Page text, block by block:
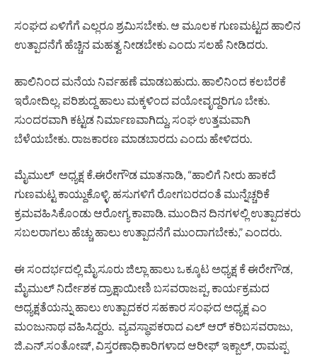
ಸಂಘದ ಏಳಿಗೆಗೆ ಎಲ್ಲರೂ ಶ್ರಮಿಸಬೇಕು. ಆ ಮೂಲಕ ಗುಣಮಟ್ಟದ ಹಾಲಿನ
ಉತ್ಪಾದನೆಗೆ ಹೆಚ್ಚಿನ ಮಹತ್ವ ನೀಡಬೇಕು ಎಂದು ಸಲಹೆ ನೀಡಿದರು.
ಹಾಲಿನಿಂದ ಮನೆಯ ನಿರ್ವಹಣೆ ಮಾಡಬಹುದು. ಹಾಲಿನಿಂದ ಕಲಬೆರಕೆ
ಇರೋದಿಲ್ಲ. ಪರಿಶುದ್ದ ಹಾಲು ಮಕ್ಕಳಿಂದ ವಯೋವೃದ್ದರಿಗೂ ಬೇಕು.
ಸುಂದರವಾಗಿ ಕಟ್ಟಡ ನಿರ್ಮಾಣವಾಗಿದ್ದು, ಸಂಘ‌ ಉತ್ತಮವಾಗಿ
ಬೆಳೆಯಬೇಕು. ರಾಜಕಾರಣ ಮಾಡಬಾರದು ಎಂದು ಹೇಳಿದರು.
ಮೈಮುಲ್ ಅಧ್ಯಕ್ಷ ಕೆ.ಈರೇಗೌಡ ಮಾತನಾಡಿ, “ಹಾಲಿಗೆ ನೀರು ಹಾಕದೆ
ಗುಣಮಟ್ಟ ಕಾಯ್ದುಕೊಳ್ಳಿ. ಹಸುಗಳಿಗೆ ರೋಗಬರದಂತೆ ಮುನ್ನೆಚ್ಚರಿಕೆ
ಕ್ರಮವಹಿಸಿಕೊಂಡು ಆರೋಗ್ಯ ಕಾಪಾಡಿ. ಮುಂದಿನ ದಿನಗಳಲ್ಲಿ ಉತ್ಪಾದಕರು
ಸಬಲರಾಗಲು ಹೆಚ್ಚು ಹಾಲು ಉತ್ಪಾದನೆಗೆ ಮುಂದಾಗಬೇಕು,” ಎಂದರು.
ಈ ಸಂದರ್ಭದಲ್ಲಿ ಮೈಸೂರು ಜಿಲ್ಲಾ ಹಾಲು ಒಕ್ಕೂಟ ಅಧ್ಯಕ್ಷ ಕೆ ಈರೇಗೌಡ,
ಮೈಮುಲ್ ನಿರ್ದೇಶಕ ದ್ರಾಕ್ಷಾಯೀಣಿ ಬಸವರಾಜಪ್ಪ, ಕಾರ್ಯಕ್ರಮದ
ಅಧ್ಯಕ್ಷತೆಯನ್ನು ಹಾಲು ಉತ್ಪಾದಕರ ಸಹಕಾರ ಸಂಘದ ಅಧ್ಯಕ್ಷ ಎಂ
ಮಂಜುನಾಥ ವಹಿಸಿದ್ದರು. ವ್ಯವಸ್ಥಾಪಕರಾದ ಎಲ್ ಆರ್ ಕರಿಬಸವರಾಜು,
ಜಿ.ಎನ್.ಸಂತೋಷ್, ವಿಸ್ತರಣಾಧಿಕಾರಿಗಳಾದ ಆರೀಫ್ ಇಕ್ಬಾಲ್, ರಾಮಪ್ಪ